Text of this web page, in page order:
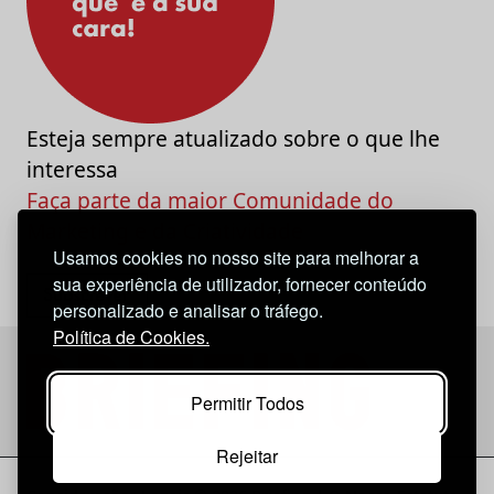
Usamos cookies no nosso site para melhorar a
sua experiência de utilizador, fornecer conteúdo
personalizado e analisar o tráfego.
Política de Cookies.
Permitir Todos
Rejeitar
Esteja sempre atualizado sobre o que lhe
interessa
Faça parte da maior Comunidade do